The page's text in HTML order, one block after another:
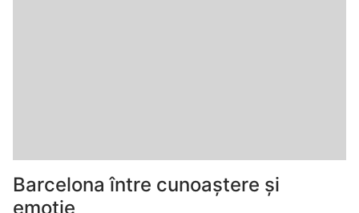
Barcelona între cunoaștere și
emoție